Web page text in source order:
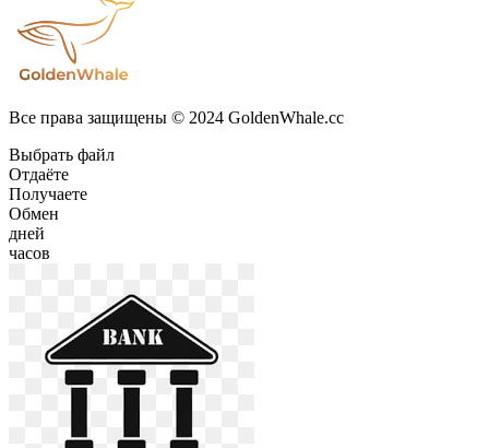
Все права защищены © 2024 GoldenWhale.cc
Выбрать файл
Отдаёте
Получаете
Обмен
дней
часов